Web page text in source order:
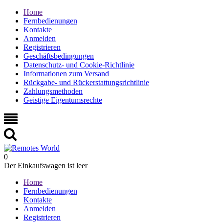
Home
Fernbedienungen
Kontakte
Anmelden
Registrieren
Geschäftsbedingungen
Datenschutz- und Cookie-Richtlinie
Informationen zum Versand
Rückgabe- und Rückerstattungsrichtlinie
Zahlungsmethoden
Geistige Eigentumsrechte
0
Der Einkaufswagen ist leer
Home
Fernbedienungen
Kontakte
Anmelden
Registrieren